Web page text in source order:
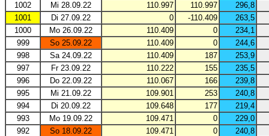
1002
Mi 28.09.22 110.997 110.997
296,8
1001
Di 27.09.22 0 -110.409
263,5
1000
Mo 26.09.22 110.409 0
234,1
999
So 25.09.22 110.409 0
244,6
998
Sa 24.09.22 110.409 187
253,9
997
Fr 23.09.22 110.222 155
235,5
996
Do 22.09.22 110.067 166
239,8
995
Mi 21.09.22 109.901 253
240,8
994
Di 20.09.22 109.648 177
219,4
993
Mo 19.09.22 109.471 0
229,0
992
So 18.09.22 109.471 0
240,8